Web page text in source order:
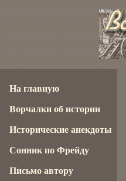
На главную
Ворчалки об истории
Исторические анекдоты
Сонник по Фрейду
Письмо автору